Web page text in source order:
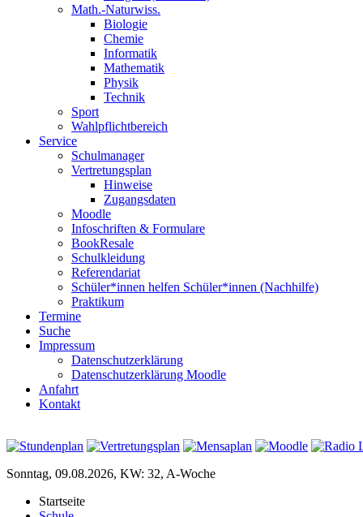
Math.-Naturwiss.
Biologie
Chemie
Informatik
Mathematik
Physik
Technik
Sport
Wahlpflichtbereich
Service
Schulmanager
Vertretungsplan
Hinweise
Zugangsdaten
Moodle
Infoschriften & Formulare
BookResale
Schulkleidung
Referendariat
Schüler*innen helfen Schüler*innen (Nachhilfe)
Praktikum
Termine
Suche
Impressum
Datenschutzerklärung
Datenschutzerklärung Moodle
Anfahrt
Kontakt
Sonntag, 09.08.2026, KW: 32, A-Woche
Startseite